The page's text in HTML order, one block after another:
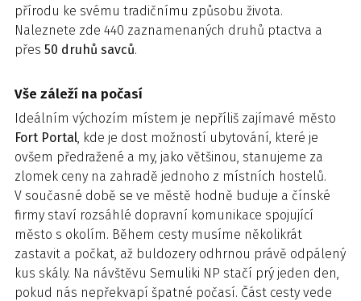
přírodu ke svému tradičnímu způsobu života.
Naleznete zde 440 zaznamenaných druhů ptactva a
přes 50 druhů savců.
Vše záleží na počasí
Ideálním výchozím místem je nepříliš zajímavé město
Fort Portal, kde je dost možností ubytování, které je
ovšem předražené a my, jako většinou, stanujeme za
zlomek ceny na zahradě jednoho z místních hostelů.
V současné době se ve městě hodně buduje a čínské
firmy staví rozsáhlé dopravní komunikace spojující
město s okolím. Během cesty musíme několikrát
zastavit a počkat, až buldozery odhrnou právě odpálený
kus skály. Na návštěvu Semuliki NP stačí prý jeden den,
pokud nás nepřekvapí špatné počasí. Část cesty vede